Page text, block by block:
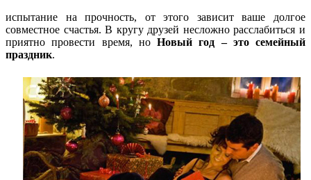
испытание на прочность, от этого зависит ваше долгое
совместное счастья. В кругу друзей несложно расслабиться и
приятно провести время, но Новый год – это семейный
праздник.